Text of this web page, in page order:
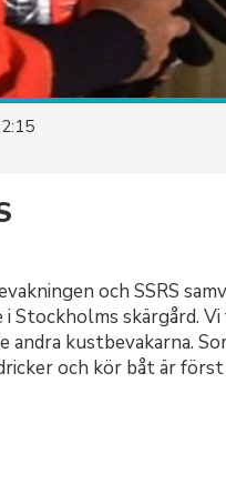
och SSRS
Stockholms skärgård.
andra kustbevakarna.
och kör båt är